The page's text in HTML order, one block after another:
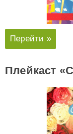
Перейти »
Плейкаст